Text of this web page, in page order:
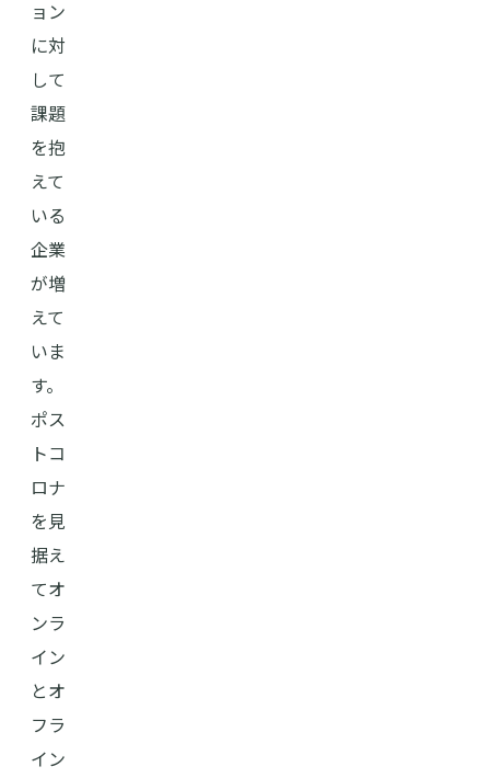
ョン
に対
して
課題
を抱
えて
いる
企業
が増
えて
いま
す。
ポス
トコ
ロナ
を見
据え
てオ
ンラ
イン
とオ
フラ
イン